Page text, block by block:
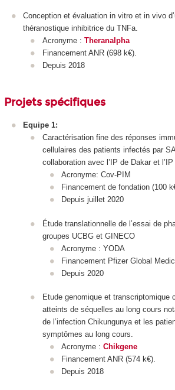
Conception et évaluation in vitro et in vivo
théranostique inhibitrice du TNFa.
Acronyme : Theranalpha
Financement ANR (698 k€).
Depuis 2018
Projets spécifiques
Equipe 1:
Caractérisation fine des réponses
cellulaires des patients infectés par
collaboration avec l’IP de Dakar et
Acronyme: Cov-PIM
Financement de fondation (100
Depuis juillet 2020
Étude translationnelle de l’essai de
groupes UCBG et GINECO
Acronyme : YODA
Financement Pfizer Global
Depuis 2020
Etude genomique et transcriptomique
atteints de séquelles au long cours
de l’infection Chikungunya et les
symptômes au long cours.
Acronyme : Chikgene
Financement ANR (574 k€).
Depuis 2018